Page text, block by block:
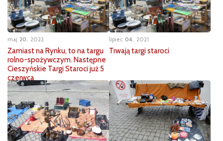
maj 20 2022
Zamiast na Rynku, to na targu
rolno-spożywczym. Następne
Cieszyńskie Targi Staroci już 5
czerwca
lipiec 04 2021
Trwają targi staroci